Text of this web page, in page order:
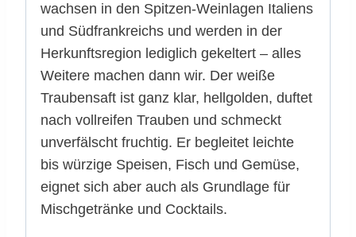
wachsen in den Spitzen-Weinlagen Italiens
und Südfrankreichs und werden in der
Herkunftsregion lediglich gekeltert – alles
Weitere machen dann wir. Der weiße
Traubensaft ist ganz klar, hellgolden, duftet
nach vollreifen Trauben und schmeckt
unverfälscht fruchtig. Er begleitet leichte
bis würzige Speisen, Fisch und Gemüse,
eignet sich aber auch als Grundlage für
Mischgetränke und Cocktails.